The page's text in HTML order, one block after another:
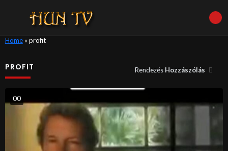
Home» profit
PROFIT Rendezés Hozzászólás
00